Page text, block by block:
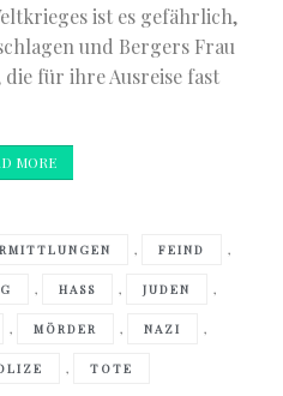
ist es gefährlich,
und Bergers Frau
für ihre Ausreise fast
MORE
, FEIND ,
, HASS , JUDEN ,
, MÖRDER , NAZI ,
, TOTE